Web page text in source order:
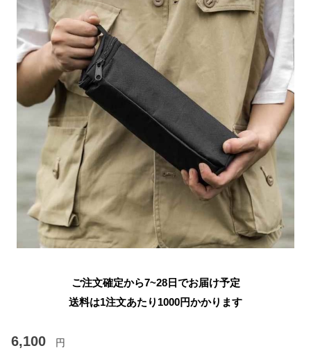
ご注文確定から7~28日でお届け予定
送料は1注文あたり 1000円かかります
6,100 円